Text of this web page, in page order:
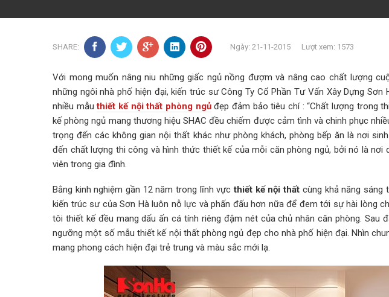
SHARE: Ngày: 21-11-2015 Lượt xem: 1573
Với mong muốn nâng niu những giấc ngủ nồng đượm và nâng cao chất lượng
những ngôi nhà phố hiện đại, kiến trúc sư Công Ty Cổ Phần Tư Vấn Xây Dựng
nhiều mẫuthiết kế nội thất phòng ngủđẹp đảm bảo tiêu chí : “Chất lượng trong
kế phòng ngủ mang thương hiệu SHAC đều chiếm được cảm tình và chinh phục
trọng đến các không gian nội thất khác như phòng khách, phòng bếp ăn là nơi
đến chất lượng thi công và hình thức thiết kế của mỗi căn phòng ngủ, bởi nó là
viên trong gia đình.
Bằng kinh nghiệm gần 12 năm trong lĩnh vựcthiết kế nội thất cùng khả năng sáng
kiến trúc sư của Sơn Hà luôn nỗ lực và phấn đấu hơn nữa để đem tới sự hài lòng
tôi thiết kế đều mang dấu ấn cá tính riêng đậm nét của chủ nhân căn phòng. Sau
ngưỡng một số mẫu thiết kế nội thất phòng ngủ đẹp cho nhà phố hiện đại. Nhìn
mang phong cách hiện đại trẻ trung và màu sắc mới lạ.